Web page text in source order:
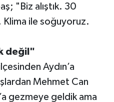
"Biz alıştık. 30
Klima ile soğuyoruz.
değil"
Aydın’a
Mehmet Can
gezmeye geldik ama